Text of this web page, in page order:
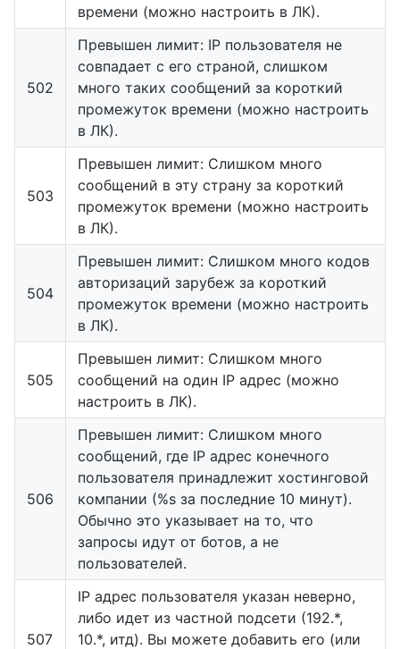
времени (можно настроить в ЛК).
502
Превышен лимит: IP пользователя не
совпадает с его страной, слишком
много таких сообщений за короткий
промежуток времени (можно настроить
в ЛК).
503
Превышен лимит: Слишком много
сообщений в эту страну за короткий
промежуток времени (можно настроить
в ЛК).
504
Превышен лимит: Слишком много кодов
авторизаций зарубеж за короткий
промежуток времени (можно настроить
в ЛК).
505
Превышен лимит: Слишком много
сообщений на один IP адрес (можно
настроить в ЛК).
506
Превышен лимит: Слишком много
сообщений, где IP адрес конечного
пользователя принадлежит хостинговой
компании (%s за последние 10 минут).
Обычно это указывает на то, что
запросы идут от ботов, а не
пользователей.
507
IP адрес пользователя указан неверно,
либо идет из частной подсети (192.*,
10.*, итд). Вы можете добавить его (или